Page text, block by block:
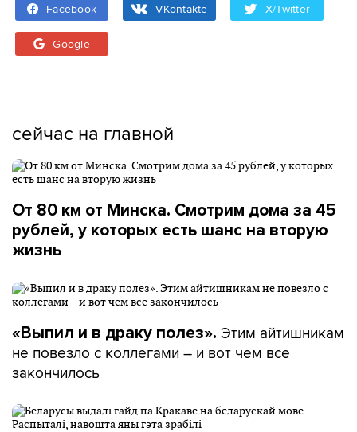
Facebook VKontakte X/Twitter
Google
сейчас на главной
От 80 км от Минска. Смотрим дома за 45
рублей, у которых есть шанс на вторую
жизнь
«Выпил и в драку полез». Этим айтишникам
не повезло с коллегами – и вот чем все
закончилось